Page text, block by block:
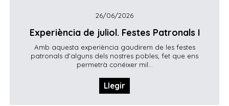
26/06/2026
Experiència de juliol. Festes Patronals I
Amb aquesta experiència gaudirem de les festes
patronals d’alguns dels nostres pobles, fet que ens
permetrà conéixer mil...
Llegir